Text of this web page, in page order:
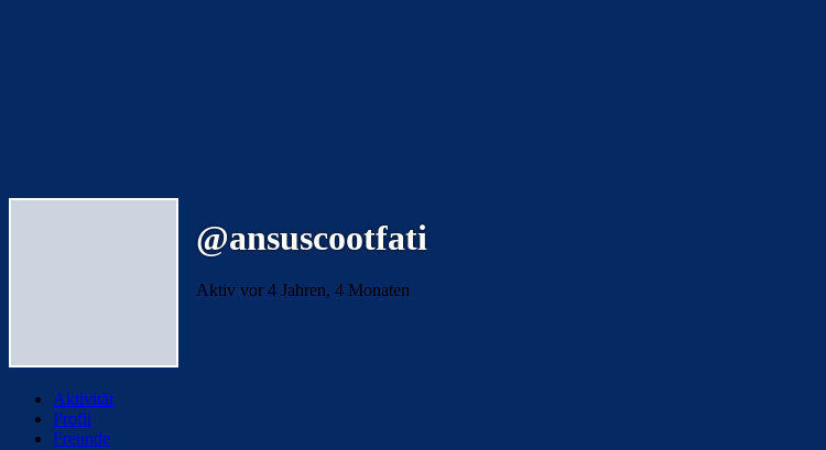
@ansuscootfati
Aktiv vor 4 Jahren, 4 Monaten
Aktivität
Profil
Freunde